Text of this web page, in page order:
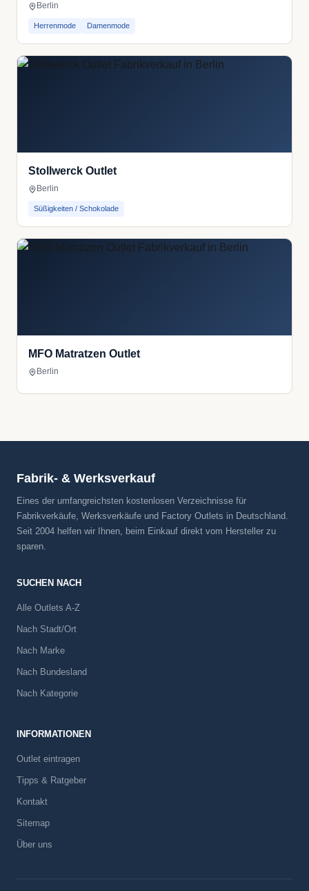
Berlin
Herrenmode Damenmode
Stollwerck Outlet
Berlin
Süßigkeiten / Schokolade
MFO Matratzen Outlet
Berlin
Fabrik- & Werksverkauf
Eines der umfangreichsten kostenlosen Verzeichnisse für
Fabrikverkäufe, Werksverkäufe und Factory Outlets in Deutschland.
Seit 2004 helfen wir Ihnen, beim Einkauf direkt vom Hersteller zu
sparen.
SUCHEN NACH
Alle Outlets A-Z
Nach Stadt/Ort
Nach Marke
Nach Bundesland
Nach Kategorie
INFORMATIONEN
Outlet eintragen
Tipps & Ratgeber
Kontakt
Sitemap
Über uns